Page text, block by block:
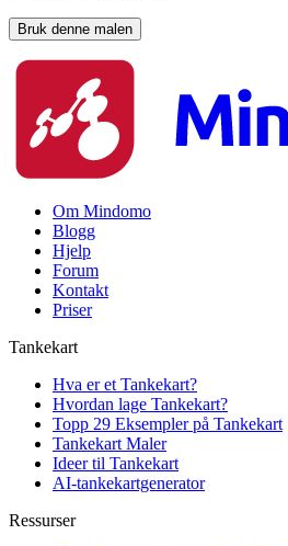
Bruk denne malen
Om Mindomo
Blogg
Hjelp
Forum
Kontakt
Priser
Tankekart
Hva er et Tankekart?
Hvordan lage Tankekart?
Topp 29 Eksempler på Tankekart
Tankekart Maler
Ideer til Tankekart
AI-tankekartgenerator
Ressurser